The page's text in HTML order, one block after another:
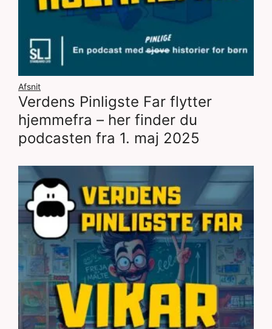
Afsnit
Verdens Pinligste Far flytter
hjemmefra – her finder du
podcasten fra 1. maj 2025